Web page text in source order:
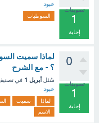
تصويتات
1
إجابة
عبود
السوطيات
0
تصويتات
1
إجابة
لماذا سميت
؟ - مع الشرح
سُئل أبريل 1 في
عبود
لماذا سميت
الاسم